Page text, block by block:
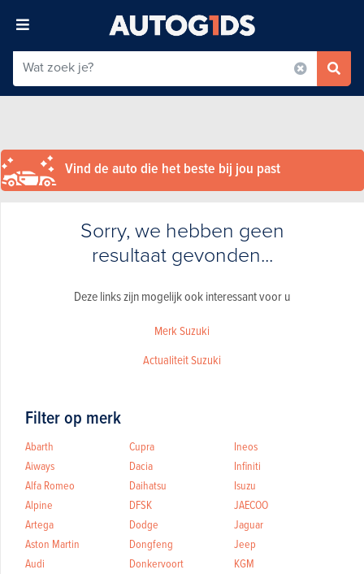
Vind de auto die het beste bij jou past
Sorry, we hebben geen
resultaat gevonden...
Deze links zijn mogelijk ook interessant voor u
Merk Suzuki
Actualiteit Suzuki
Filter op merk
Abarth
Aiways
Alfa Romeo
Alpine
Artega
Aston Martin
Audi
Cupra
Dacia
Daihatsu
DFSK
Dodge
Dongfeng
Donkervoort
Ineos
Infiniti
Isuzu
JAECOO
Jaguar
Jeep
KGM